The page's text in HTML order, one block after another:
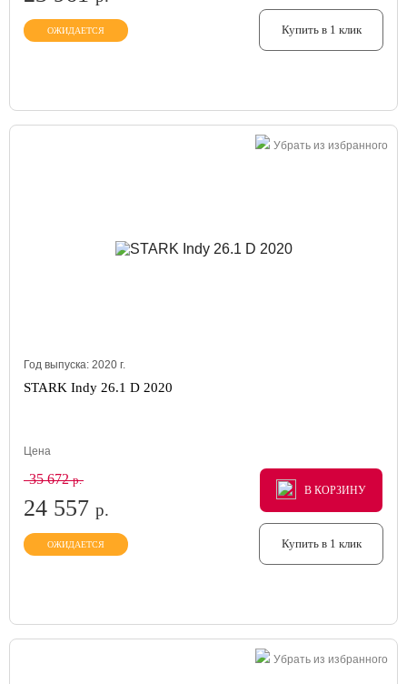
ОЖИДАЕТСЯ Купить в 1 клик
Убрать из избранного
Год выпуска: 2020 г.
STARK Indy 26.1 D 2020
Цена
35 672р.
24 557 р.
ОЖИДАЕТСЯ
В КОРЗИНУ
В КОРЗИНУ
В КОРЗИНУ
Купить в 1 клик
Убрать из избранного